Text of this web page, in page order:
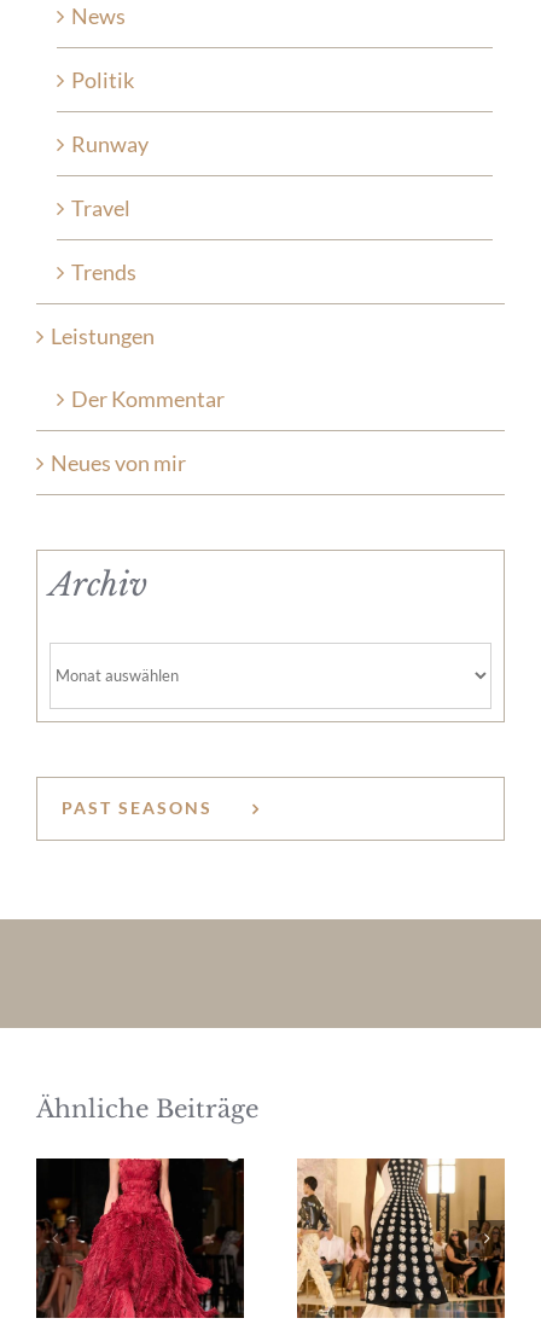
News
Politik
Runway
Travel
Trends
Leistungen
Der Kommentar
Neues von mir
Archiv
PAST SEASONS
Ähnliche Beiträge
Elie Saab
Haute
Couture
Herbst/Winter
Schiaparelli
Haute
Couture
Herbst/Winter